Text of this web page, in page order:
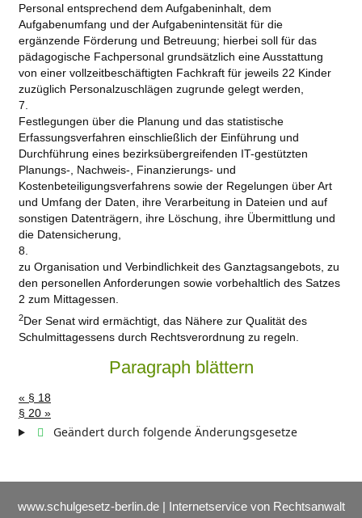
Personal entsprechend dem Aufgabeninhalt, dem
Aufgabenumfang und der Aufgabenintensität für die
ergänzende Förderung und Betreuung; hierbei soll für das
pädagogische Fachpersonal grundsätzlich eine Ausstattung
von einer vollzeitbeschäftigten Fachkraft für jeweils 22 Kinder
zuzüglich Personalzuschlägen zugrunde gelegt werden,
7.
Festlegungen über die Planung und das statistische
Erfassungsverfahren einschließlich der Einführung und
Durchführung eines bezirksübergreifenden IT-gestützten
Planungs-, Nachweis-, Finanzierungs- und
Kostenbeteiligungsverfahrens sowie der Regelungen über Art
und Umfang der Daten, ihre Verarbeitung in Dateien und auf
sonstigen Datenträgern, ihre Löschung, ihre Übermittlung und
die Datensicherung,
8.
zu Organisation und Verbindlichkeit des Ganztagsangebots, zu
den personellen Anforderungen sowie vorbehaltlich des Satzes
2 zum Mittagessen.
2Der Senat wird ermächtigt, das Nähere zur Qualität des
Schulmittagessens durch Rechtsverordnung zu regeln.
Paragraph blättern
« § 18
§ 20 »
Geändert durch folgende Änderungsgesetze
www.schulgesetz-berlin.de | Internetservice von Rechtsanwalt